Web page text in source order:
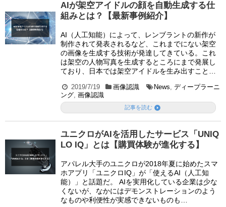
AIが架空アイドルの顔を自動生成する仕
組みとは？【最新事例紹介】
AI（人工知能）によって、レンブラントの新作が
制作されて発表されるなど、これまでにない架空
の画像を生成する技術が発達してきている。これ
は架空の人物写真を生成するところにまで発展し
ており、日本では架空アイドルを生み出すこと…
2019/7/19 画像認識 News ,ディープラーニ
ング 画像認識
記事を読む 
ユニクロがAIを活用したサービス「UNIQ
LO IQ」とは【購買体験が進化する】
アパレル大手のユニクロが2018年夏に始めたスマ
ホアプリ「ユニクロIQ」が「使えるAI（人工知
能）」と話題だ。 AIを実用化している企業は少な
くないが、なかにはデモンストレーションのよう
なものや利便性が実感できないものも…